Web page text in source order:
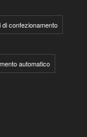
di confezionamento
automatico